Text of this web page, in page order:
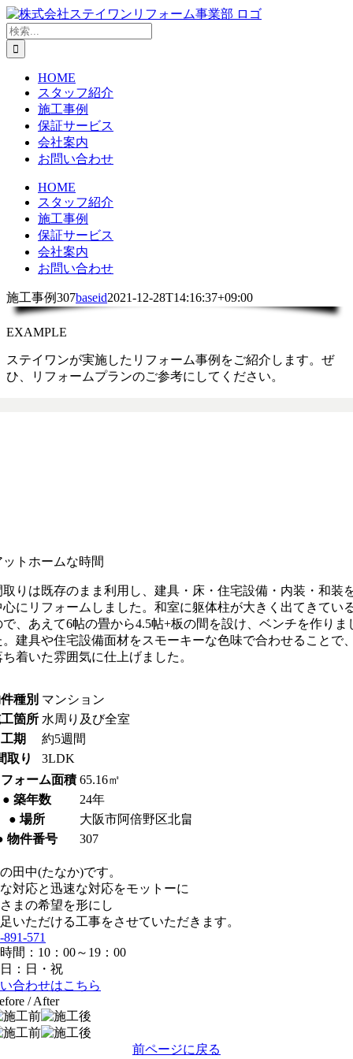
Skip
to
content
検
索
…
HOME
スタッフ紹介
施工事例
保証サービス
会社案内
お問い合わせ
HOME
スタッフ紹介
施工事例
保証サービス
会社案内
お問い合わせ
施工事例307baseid2021-12-28T14:16:37+09:00
EXAMPLE
ステイワンが実施したリフォーム事例をご紹介します。ぜ
ひ、リフォームプランのご参考にしてください。
ットホームな時間
取りは既存のまま利用し、建具・床・住宅設備・内装・和装
心にリフォームしました。和室に躯体柱が大きく出てきてい
で、あえて6帖の畳から4.5帖+板の間を設け、ベンチを作りま
。建具や住宅設備面材をスモーキーな色味で合わせることで
ち着いた雰囲気に仕上げました。
種別 マンション
箇所 水周り及び全室
期
約5週間
取り
3LDK
ォーム面積 65.16㎡
● 築年数
24年
● 場所
大阪市阿倍野区北畠
物件番号
307
田中(たなか)です。
対応と迅速な対応をモットーに
まの希望を形にし
いただける工事をさせていただきます。
891-571
間：10：00～19：00
：日・祝
合わせはこちら
/ After
前ページに戻る